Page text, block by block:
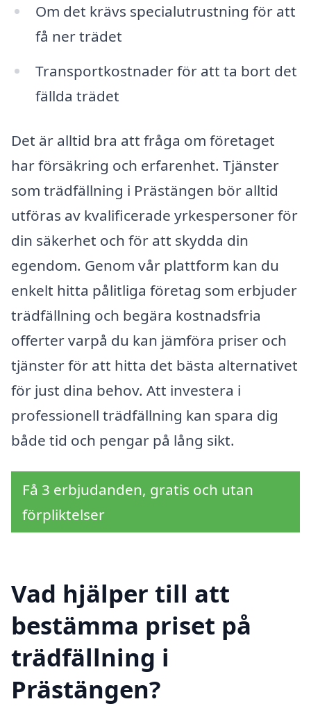
Om det krävs specialutrustning för att
få ner trädet
Transportkostnader för att ta bort det
fällda trädet
Det är alltid bra att fråga om företaget
har försäkring och erfarenhet. Tjänster
som trädfällning i Prästängen bör alltid
utföras av kvalificerade yrkespersoner för
din säkerhet och för att skydda din
egendom. Genom vår plattform kan du
enkelt hitta pålitliga företag som erbjuder
trädfällning och begära kostnadsfria
offerter varpå du kan jämföra priser och
tjänster för att hitta det bästa alternativet
för just dina behov. Att investera i
professionell trädfällning kan spara dig
både tid och pengar på lång sikt.
Få 3 erbjudanden, gratis och utan
förpliktelser
Vad hjälper till att
bestämma priset på
trädfällning i
Prästängen?